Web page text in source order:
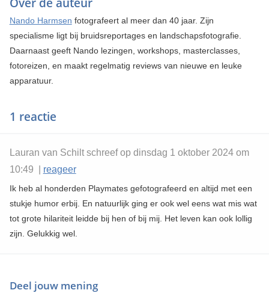
Over de auteur
Nando Harmsen fotografeert al meer dan 40 jaar. Zijn
specialisme ligt bij bruidsreportages en landschapsfotografie.
Daarnaast geeft Nando lezingen, workshops, masterclasses,
fotoreizen, en maakt regelmatig reviews van nieuwe en leuke
apparatuur.
1 reactie
Lauran van Schilt schreef op dinsdag 1 oktober 2024 om
10:49 | reageer
Ik heb al honderden Playmates gefotografeerd en altijd met een
stukje humor erbij. En natuurlijk ging er ook wel eens wat mis wat
tot grote hilariteit leidde bij hen of bij mij. Het leven kan ook lollig
zijn. Gelukkig wel.
Deel jouw mening